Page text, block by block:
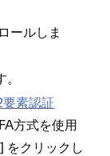
ールしま
要素認証
方式を使用
⁠] をクリ⁠ックし